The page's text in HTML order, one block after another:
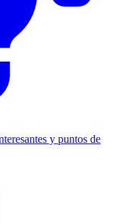
y puntos de